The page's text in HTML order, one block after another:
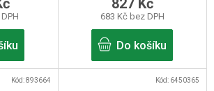
683 Kč bez DPH
827 Kč
Do košíku
Kód:893664 Kód: 6450365